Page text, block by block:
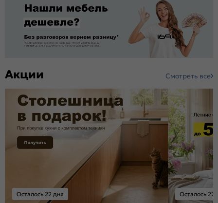
Акции Смотреть все
Осталось 22 дня Осталось 22